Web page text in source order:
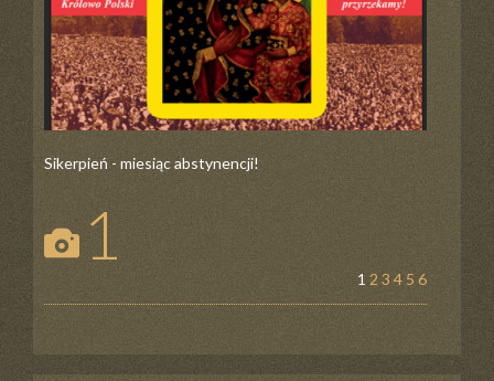
Sikerpień - miesiąc abstynencji!
1
1 2 3 4 5 6